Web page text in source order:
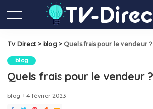
Tv Direct > blog> Quels frais pour le vendeur ?
blog
Quels frais pour le vendeur ?
blog 4 février 2023